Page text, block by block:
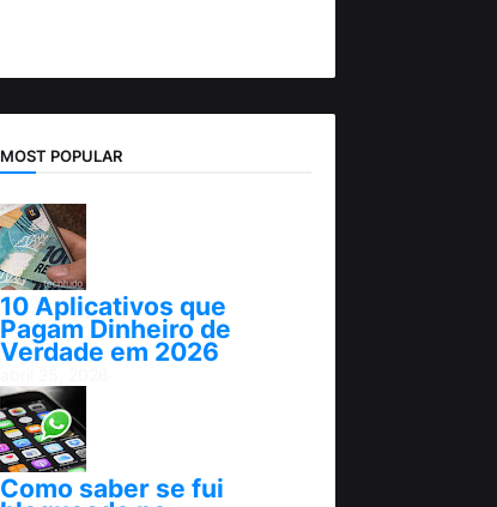
MOST POPULAR
10 Aplicativos que
Pagam Dinheiro de
Verdade em 2026
Como saber se fui